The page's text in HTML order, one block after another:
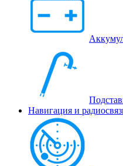
Навигация и